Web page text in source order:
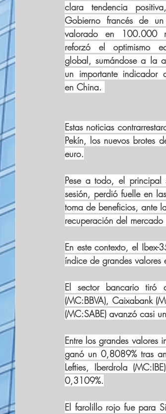
clara tendencia
Gobierno francés de
valorado en 100.000
reforzó el optimismo
global, sumándose a la
un importante indicador
en China.
Estas noticias
Pekín, los nuevos brotes
euro.
Pese a todo, el
sesión, perdió fuelle en
toma de beneficios, ante
recuperación del
En este contexto, el
índice de grandes valores
El sector bancario tiró
(MC:BBVA), Caixabank
(MC:SABE) avanzó casi
Entre los grandes valores
ganó un 0,8089% tras
Lefties, Iberdrola (MC:IBE
0,3109%.
El farolillo rojo fue para